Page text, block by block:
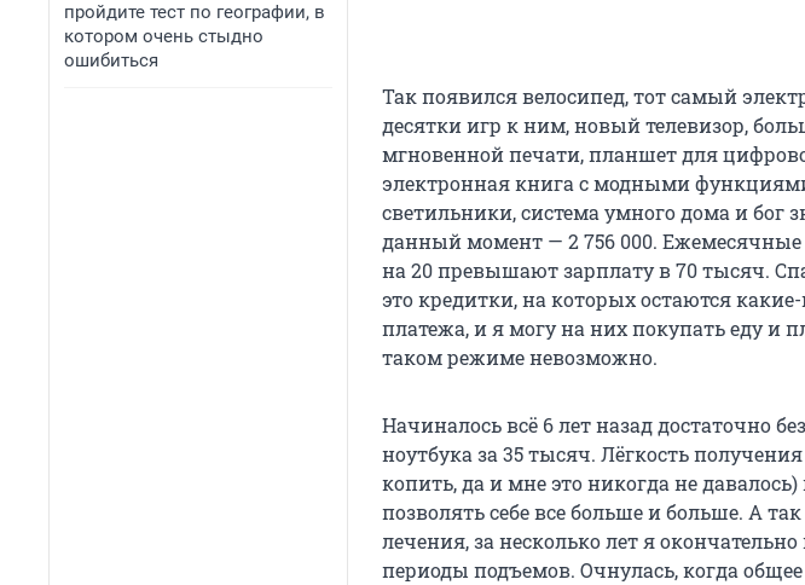
пройдите тест по географии, в
котором очень стыдно
ошибиться
Так появился велосипед, тот самый
десятки игр к ним, новый телевизор,
мгновенной печати, планшет для
электронная книга с модными
светильники, система умного дома и бог
данный момент — 2 756 000.
на 20 превышают зарплату в 70 тысяч.
это кредитки, на которых остаются
платежа, и я могу на них покупать еду и
таком режиме невозможно.
Начиналось всё 6 лет назад достаточно
ноутбука за 35 тысяч. Лёгкость
копить, да и мне это никогда не
позволять себе все больше и больше. А
лечения, за несколько лет я
периоды подъемов. Очнулась, когда